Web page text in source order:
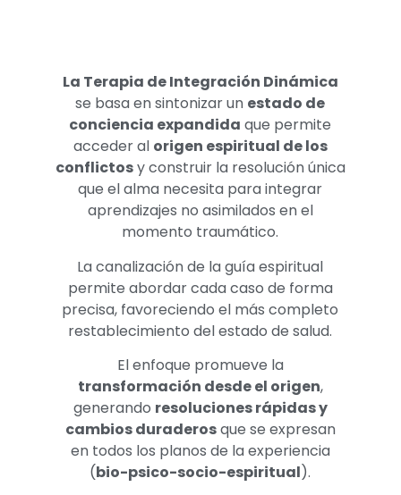
La Terapia de Integración Dinámica
se basa en sintonizar un estado de
conciencia expandida que permite
acceder al origen espiritual de los
conflictosy construir la resolución única
que el alma necesita para integrar
aprendizajes no asimilados en el
momento traumático.
La canalización de la guía espiritual
permite abordar cada caso de forma
precisa, favoreciendo el más completo
restablecimiento del estado de salud.
El enfoque promueve la
transformación desde el origen,
generando resoluciones rápidas y
cambios duraderosque se expresan
en todos los planos de la experiencia
(bio-psico-socio-espiritual).